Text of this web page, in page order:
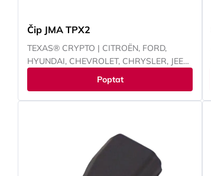
Čip JMA TPX2
TEXAS® CRYPTO | CITROËN, FORD,
HYUNDAI, CHEVROLET, CHRYSLER, JEEP,
KAWASAKI, KIA, MAZDA, MITSUBISHI,
NISSAN, PEUGEOT, RENAULT, SUBARU,
SUZUKI, TOYOTA, YAMAHA
Poptat